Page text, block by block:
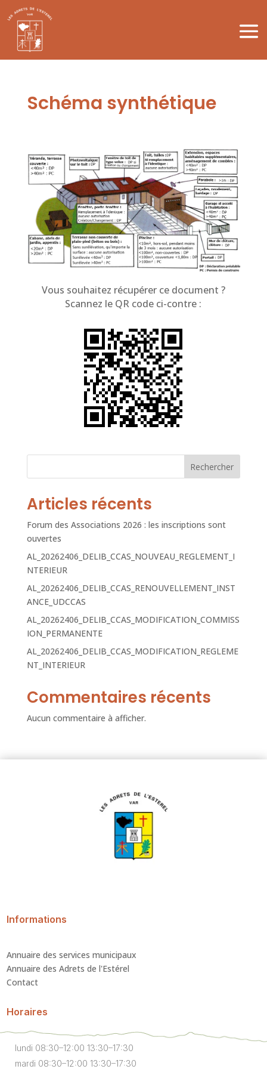
Schéma synthétique
Vous souhaitez récupérer ce document ?
Scannez le QR code ci-contre :
Rechercher
Articles récents
Forum des Associations 2026 : les inscriptions sont
ouvertes
AL_20262406_DELIB_CCAS_NOUVEAU_REGLEMENT_I
NTERIEUR
AL_20262406_DELIB_CCAS_RENOUVELLEMENT_INST
ANCE_UDCCAS
AL_20262406_DELIB_CCAS_MODIFICATION_COMMISS
ION_PERMANENTE
AL_20262406_DELIB_CCAS_MODIFICATION_REGLEME
NT_INTERIEUR
Commentaires récents
Aucun commentaire à afficher.
Informations
Annuaire des services municipaux
Annuaire des Adrets de l'Estérel
Contact
Horaires
lundi 08:30–12:00 13:30–17:30
mardi 08:30–12:00 13:30–17:30